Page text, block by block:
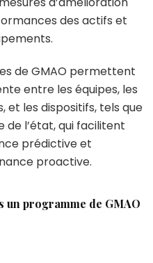
des actifs et
de GMAO permettent
entre les équipes, les
et les dispositifs, tels que
de l’état, qui facilitent
prédictive et
proactive.
un programme de GMAO